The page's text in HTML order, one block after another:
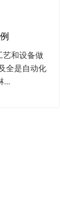
艺和设备做
全是自动化
...